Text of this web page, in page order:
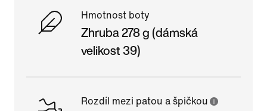
Hmotnost boty
Zhruba 278 g (dámská
velikost 39)
Rozdíl mezi patou a špičkou